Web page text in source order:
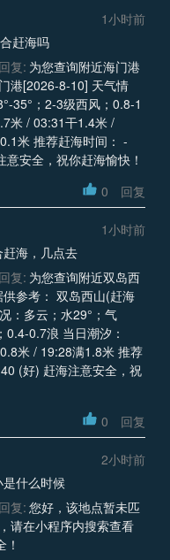
1小时前
赶海吗
回复: 为您查询附近海门港
港[2026-8-10] 天气情
35°；2-3级西风；0.8-1
米 / 03:31干1.4米 /
米 推荐赶海时间： -
安全，祝你赶海愉快！
0 回复
1小时前
海，几点去
回复: 为您查询附近双岛西
参考： 双岛西山(赶海
：多云；水29°；气
0.4-0.7浪 当日潮汐：
米 / 19:28满1.8米 推荐
(好) 赶海注意安全，祝
0 回复
2小时前
什么时候
回复: 您好，该地点暂未匹
请在小程序内搜索查看